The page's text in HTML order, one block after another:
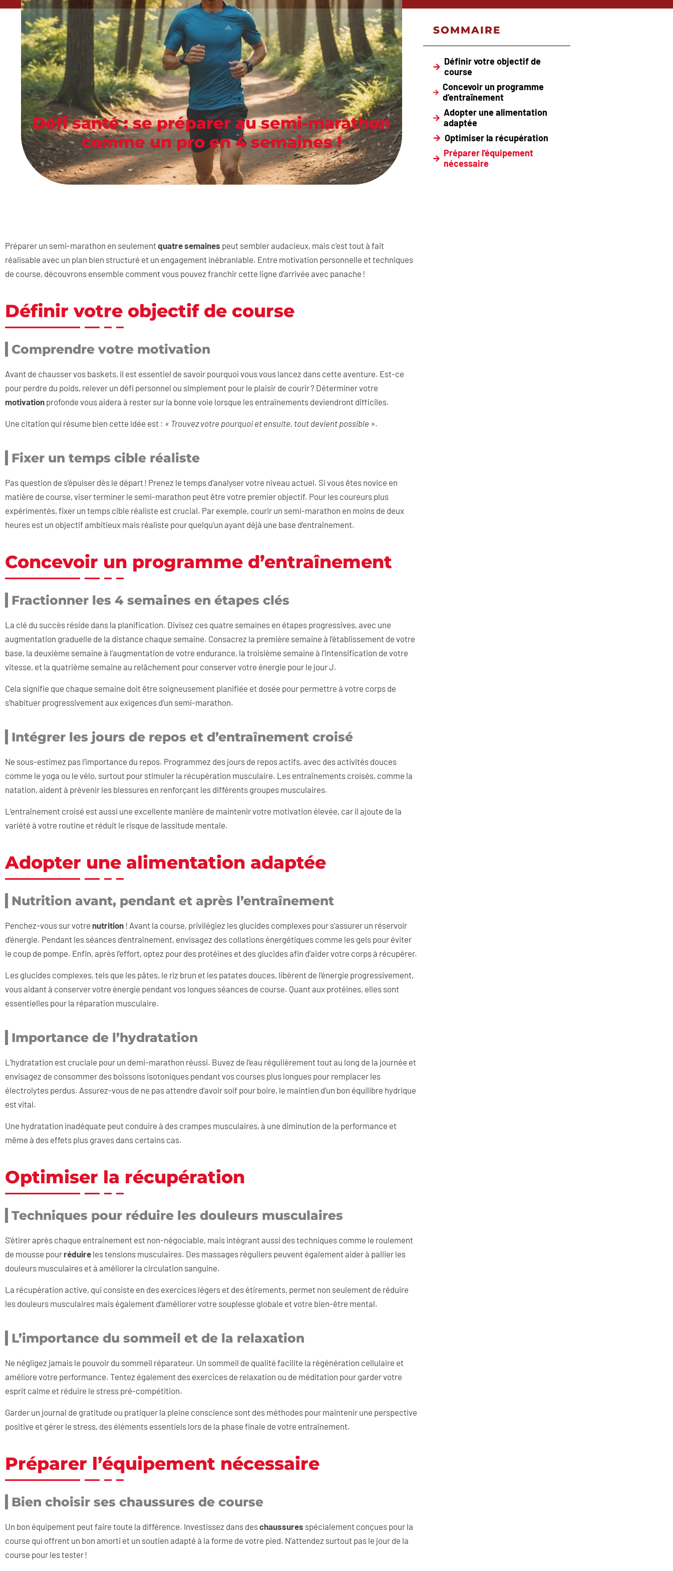
Défi santé : se préparer au semi-marathon
comme un pro en 4 semaines !
Préparer un semi-marathon en seulementquatre semaines peut sembler audacieux, mais c’est tout à fait
réalisable avec un plan bien structuré et un engagement inébranlable. Entre motivation personnelle et techniques
de course, découvrons ensemble comment vous pouvez franchir cette ligne d’arrivée avec panache !
Définir votre objectif de course
Comprendre votre motivation
Avant de chausser vos baskets, il est essentiel de savoir pourquoi vous vous lancez dans cette aventure. Est-ce
pour perdre du poids, relever un défi personnel ou simplement pour le plaisir de courir ? Déterminer votre
motivation profonde vous aidera à rester sur la bonne voie lorsque les entraînements deviendront difficiles.
Une citation qui résume bien cette idée est : « Trouvez votre pourquoi et ensuite, tout devient possible ».
Fixer un temps cible réaliste
Pas question de s’épuiser dès le départ ! Prenez le temps d’analyser votre niveau actuel. Si vous êtes novice en
matière de course, viser terminer le semi-marathon peut être votre premier objectif. Pour les coureurs plus
expérimentés, fixer un temps cible réaliste est crucial. Par exemple, courir un semi-marathon en moins de deux
heures est un objectif ambitieux mais réaliste pour quelqu’un ayant déjà une base d’entraînement.
Concevoir un programme d’entraînement
Fractionner les 4 semaines en étapes clés
La clé du succès réside dans la planification. Divisez ces quatre semaines en étapes progressives, avec une
augmentation graduelle de la distance chaque semaine. Consacrez la première semaine à l’établissement de votre
base, la deuxième semaine à l’augmentation de votre endurance, la troisième semaine à l’intensification de votre
vitesse, et la quatrième semaine au relâchement pour conserver votre énergie pour le jour J.
Cela signifie que chaque semaine doit être soigneusement planifiée et dosée pour permettre à votre corps de
s’habituer progressivement aux exigences d’un semi-marathon.
Intégrer les jours de repos et d’entraînement croisé
Ne sous-estimez pas l’importance du repos. Programmez des jours de repos actifs, avec des activités douces
comme le yoga ou le vélo, surtout pour stimuler la récupération musculaire. Les entraînements croisés, comme la
natation, aident à prévenir les blessures en renforçant les différents groupes musculaires.
L’entraînement croisé est aussi une excellente manière de maintenir votre motivation élevée, car il ajoute de la
variété à votre routine et réduit le risque de lassitude mentale.
Adopter une alimentation adaptée
Nutrition avant, pendant et après l’entraînement
Penchez-vous sur votre nutrition ! Avant la course, privilégiez les glucides complexes pour s’assurer un réservoir
d’énergie. Pendant les séances d’entraînement, envisagez des collations énergétiques comme les gels pour éviter
le coup de pompe. Enfin, après l’effort, optez pour des protéines et des glucides afin d’aider votre corps à récupérer.
Les glucides complexes, tels que les pâtes, le riz brun et les patates douces, libèrent de l’énergie progressivement,
vous aidant à conserver votre énergie pendant vos longues séances de course. Quant aux protéines, elles sont
essentielles pour la réparation musculaire.
Importance de l’hydratation
L’hydratation est cruciale pour un demi-marathon réussi. Buvez de l’eau régulièrement tout au long de la journée et
envisagez de consommer des boissons isotoniques pendant vos courses plus longues pour remplacer les
électrolytes perdus. Assurez-vous de ne pas attendre d’avoir soif pour boire, le maintien d’un bon équilibre hydrique
est vital.
Une hydratation inadéquate peut conduire à des crampes musculaires, à une diminution de la performance et
même à des effets plus graves dans certains cas.
Optimiser la récupération
Techniques pour réduire les douleurs musculaires
S’étirer après chaque entraînement est non-négociable, mais intégrant aussi des techniques comme le roulement
de mousse pour réduire les tensions musculaires. Des massages réguliers peuvent également aider à pallier les
douleurs musculaires et à améliorer la circulation sanguine.
La récupération active, qui consiste en des exercices légers et des étirements, permet non seulement de réduire
les douleurs musculaires mais également d’améliorer votre souplesse globale et votre bien-être mental.
L’importance du sommeil et de la relaxation
Ne négligez jamais le pouvoir du sommeil réparateur. Un sommeil de qualité facilite la régénération cellulaire et
améliore votre performance. Tentez également des exercices de relaxation ou de méditation pour garder votre
esprit calme et réduire le stress pré-compétition.
Garder un journal de gratitude ou pratiquer la pleine conscience sont des méthodes pour maintenir une perspective
positive et gérer le stress, des éléments essentiels lors de la phase finale de votre entraînement.
Préparer l’équipement nécessaire
Bien choisir ses chaussures de course
Un bon équipement peut faire toute la différence. Investissez dans deschaussures spécialement conçues pour la
course qui offrent un bon amorti et un soutien adapté à la forme de votre pied. N’attendez surtout pas le jour de la
course pour les tester !
SOMMAIRE
Définir votre objectif de
course
Concevoir un programme
d’entraînement
Adopter une alimentation
adaptée
Optimiser la récupération
Préparer l’équipement
nécessaire